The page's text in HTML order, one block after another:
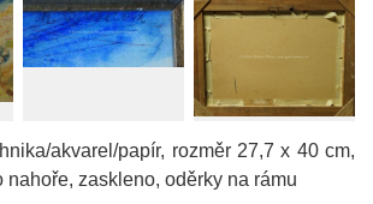
akvarel/papír, rozměr 27,7 x 40 cm,
nahoře, zaskleno, oděrky na rámu